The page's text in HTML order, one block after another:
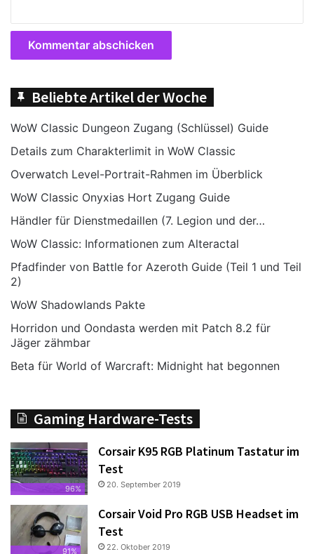
Beliebte Artikel der Woche
WoW Classic Dungeon Zugang (Schlüssel) Guide
Details zum Charakterlimit in WoW Classic
Overwatch Level-Portrait-Rahmen im Überblick
WoW Classic Onyxias Hort Zugang Guide
Händler für Dienstmedaillen (7. Legion und der…
WoW Classic: Informationen zum Alteractal
Pfadfinder von Battle for Azeroth Guide (Teil 1 und Teil
2)
WoW Shadowlands Pakte
Horridon und Oondasta werden mit Patch 8.2 für
Jäger zähmbar
Beta für World of Warcraft: Midnight hat begonnen
Gaming Hardware-Tests
96%
Corsair K95 RGB Platinum Tastatur im
Test
20. September 2019
91%
Corsair Void Pro RGB USB Headset im
Test
22. Oktober 2019